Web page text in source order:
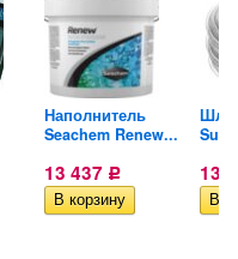
Наполнитель
Seachem Renew...
13 437 Р 13